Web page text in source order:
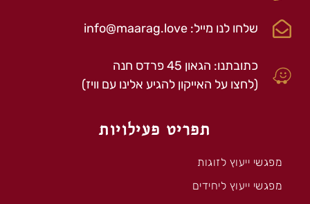
שלחו לנו מייל: info@maarag.love
כתובתנו: הגאון 45 פרדס חנה
(לחצו על האייקון להגיע אלינו עם וויז)
תפריט פעילויות
מפגשי ייעוץ לזוגות
מפגשי ייעוץ ליחידים